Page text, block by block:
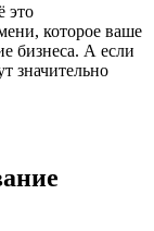
это
которое ваше
бизнеса. А если
значительно